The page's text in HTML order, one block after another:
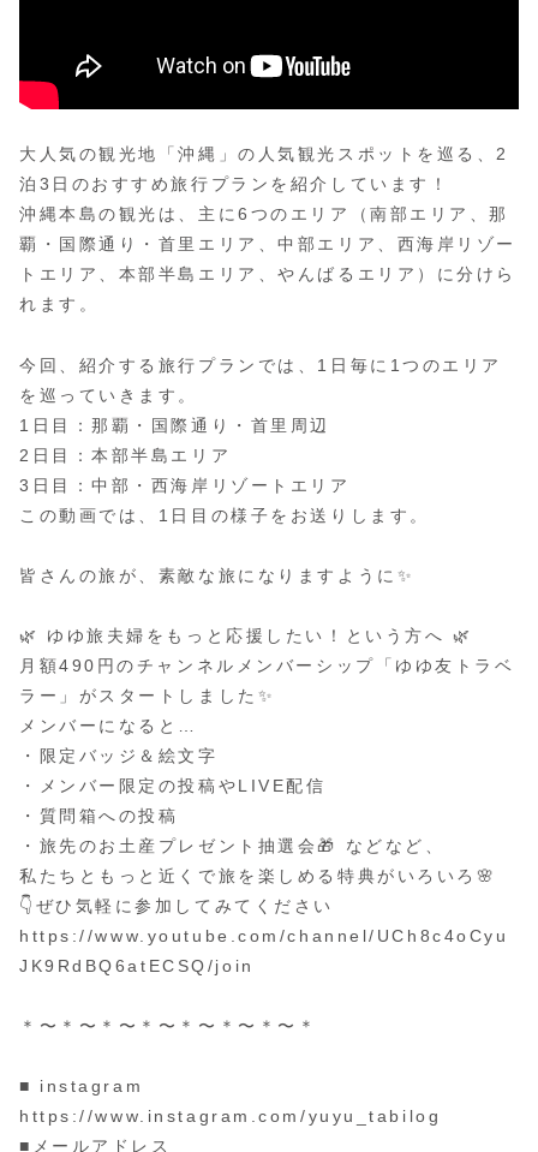
大人気の観光地「沖縄」の人気観光スポットを巡る、2
泊3日のおすすめ旅行プランを紹介しています！
沖縄本島の観光は、主に6つのエリア（南部エリア、那
覇・国際通り・首里エリア、中部エリア、西海岸リゾー
トエリア、本部半島エリア、やんばるエリア）に分けら
れます。
今回、紹介する旅行プランでは、1日毎に1つのエリア
を巡っていきます。
1日目：那覇・国際通り・首里周辺
2日目：本部半島エリア
3日目：中部・西海岸リゾートエリア
この動画では、1日目の様子をお送りします。
皆さんの旅が、素敵な旅になりますように✨
🌿 ゆゆ旅夫婦をもっと応援したい！という方へ 🌿
月額490円のチャンネルメンバーシップ「ゆゆ友トラベ
ラー」がスタートしました✨
メンバーになると…
・限定バッジ＆絵文字
・メンバー限定の投稿やLIVE配信
・質問箱への投稿
・旅先のお土産プレゼント抽選会🎁 などなど、
私たちともっと近くで旅を楽しめる特典がいろいろ🌸
👇ぜひ気軽に参加してみてください
https://www.youtube.com/channel/UCh8c4oCyu
JK9RdBQ6atECSQ/join
＊〜＊〜＊〜＊〜＊〜＊〜＊〜＊
■ instagram
https://www.instagram.com/yuyu_tabilog
■メールアドレス